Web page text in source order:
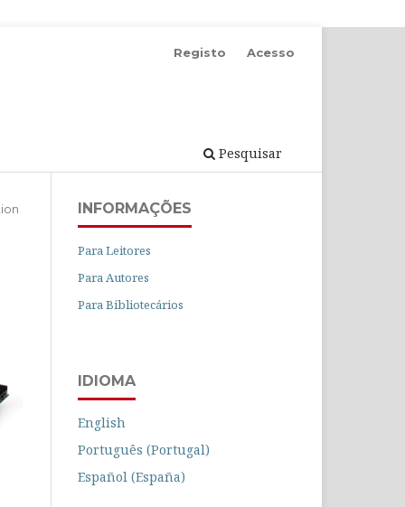
Pesquisar
Registo Acesso
INFORMAÇÕES
Para Leitores
Para Autores
Para Bibliotecários
IDIOMA
English
Português (Portugal)
Español (España)